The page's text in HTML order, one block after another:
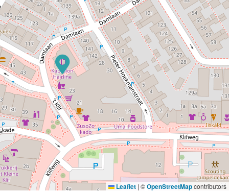
Leaflet | ©OpenStreetMapcontributors